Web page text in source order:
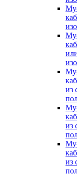
из
из
из